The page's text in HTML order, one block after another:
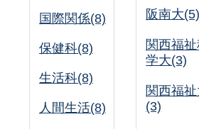
国際関係(8)
保健科(8)
生活科(8)
人間生活(8)
阪南大(5)
関西福
学大(3)
関西福
(3)